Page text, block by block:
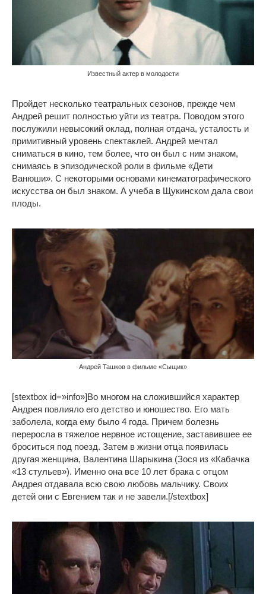
Известный актер в молодости
Пройдет несколько театральных сезонов, прежде чем
Андрей решит полностью уйти из театра. Поводом этого
послужили невысокий оклад, полная отдача, усталость и
примитивный уровень спектаклей. Андрей мечтал
сниматься в кино, тем более, что он был с ним знаком,
снимаясь в эпизодической роли в фильме «Дети
Ванюши». С некоторыми основами кинематографического
искусства он был знаком. А учеба в Щукинском дала свои
плоды.
Андрей Ташков в фильме «Сыщик»
[stextbox id=»info»]Во многом на сложившийся характер
Андрея повлияло его детство и юношество. Его мать
заболела, когда ему было 4 года. Причем болезнь
переросла в тяжелое нервное истощение, заставившее ее
броситься под поезд. Затем в жизни отца появилась
другая женщина, Валентина Шарыкина (Зося из «Кабачка
«13 стульев»). Именно она все 10 лет брака с отцом
Андрея отдавала всю свою любовь мальчику. Своих
детей они с Евгением так и не завели.[/stextbox]